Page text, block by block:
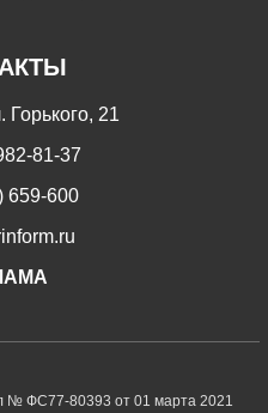
Горького, 21
81-37
659-600
№ ФС77-80393 от 01 марта 2021